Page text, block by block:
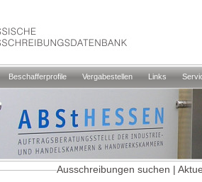
Beschafferprofile Vergabestellen Links
Ausschreibungen suchen |